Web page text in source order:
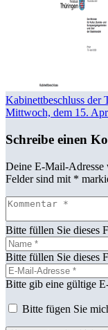
Kabinettbeschluss der
Mittwoch, dem 15.
Schreibe einen
Deine E-Mail-
Felder sind mit *
Bitte füllen Sie dieses
Bitte füllen Sie dieses
Bitte gib eine gültige
Bitte fügen Sie